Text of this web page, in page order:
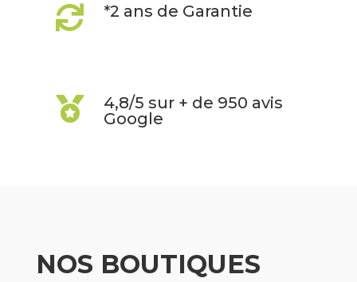
 *2 ans de Garantie

4,8/5 sur + de 950 avis
Google
NOS BOUTIQUES